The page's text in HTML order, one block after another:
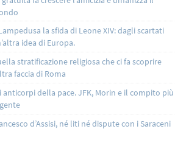
la sfida di Leone XIV: dagli scartati
idea di Europa.
stratificazione religiosa che ci fa scoprire
faccia di Roma
anticorpi della pace. JFK, Morin e il compito più
d’Assisi, né liti né dispute con i Saraceni